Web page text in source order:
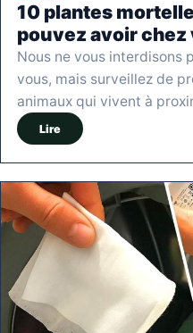
10 plantes
pouvez avoir chez
Nous ne vous interdisons
vous, mais surveillez de
animaux qui vivent à
Lire